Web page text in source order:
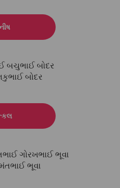
બચુભાઈ બોદર
બોદર
ગોરખભાઈ ભૂવા
ભૂવા